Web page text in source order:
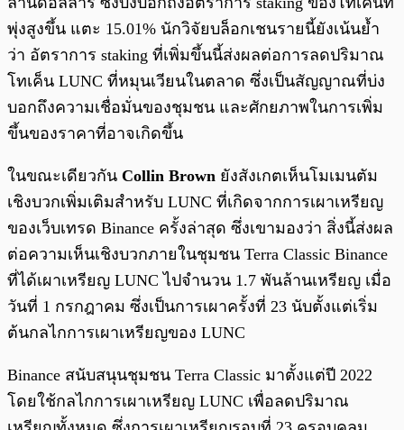
พุ่งสูงขึ้น แตะ 15.01% นักวิจัยบล็อกเชนรายนี้ยังเน้นย้ำ
ว่า อัตราการ staking ที่เพิ่มขึ้นนี้ส่งผลต่อการลดปริมาณ
โทเค็น LUNC ที่หมุนเวียนในตลาด ซึ่งเป็นสัญญาณที่บ่ง
บอกถึงความเชื่อมั่นของชุมชน และศักยภาพในการเพิ่ม
ขึ้นของราคาที่อาจเกิดขึ้น
ในขณะเดียวกัน Collin Brown ยังสังเกตเห็นโมเมนตัม
เชิงบวกเพิ่มเติมสำหรับ LUNC ที่เกิดจากการเผาเหรียญ
ของเว็บเทรด Binance ครั้งล่าสุด ซึ่งเขามองว่า สิ่งนี้ส่งผล
ต่อความเห็นเชิงบวกภายในชุมชน Terra Classic Binance
ที่ได้เผาเหรียญ LUNC ไปจำนวน 1.7 พันล้านเหรียญ เมื่อ
วันที่ 1 กรกฎาคม ซึ่งเป็นการเผาครั้งที่ 23 นับตั้งแต่เริ่ม
ต้นกลไกการเผาเหรียญของ LUNC
Binance สนับสนุนชุมชน Terra Classic มาตั้งแต่ปี 2022
โดยใช้กลไกการเผาเหรียญ LUNC เพื่อลดปริมาณ